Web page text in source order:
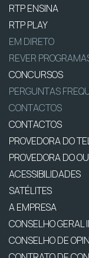
RTP ENSINA
RTP PLAY
EM DIRETO
REVER
CONCURSOS
PERGUNTAS
CONTACTOS
CONTACTOS
PROVEDORA DO
PROVEDORA DO
ACESSIBILIDADES
SATÉLITES
A EMPRESA
CONSELHO GERAL
CONSELHO DE